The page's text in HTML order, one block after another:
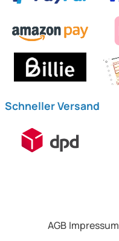
Schneller Versand
AGB Impressum